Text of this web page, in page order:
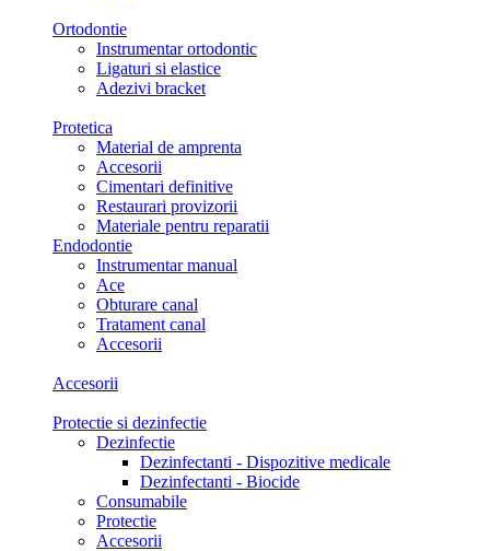
Ortodontie
Instrumentar ortodontic
Ligaturi si elastice
Adezivi bracket
Protetica
Material de amprenta
Accesorii
Cimentari definitive
Restaurari provizorii
Materiale pentru reparatii
Endodontie
Instrumentar manual
Ace
Obturare canal
Tratament canal
Accesorii
Accesorii
Protectie si dezinfectie
Dezinfectie
Dezinfectanti - Dispozitive medicale
Dezinfectanti - Biocide
Consumabile
Protectie
Accesorii